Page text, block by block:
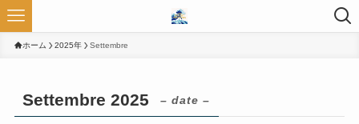
ホーム 2025年 Settembre
Settembre 2025 – date –